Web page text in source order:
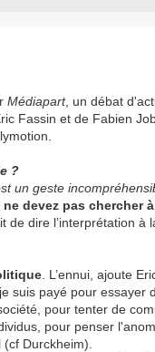
Médiapart, un débat
Fassin et de Fabien
?
un geste
ne devez pas chercher
de dire l’interprétation à
. L’ennui, ajoute
suis payé pour essayer
pour tenter de
pour penser
Durckheim).